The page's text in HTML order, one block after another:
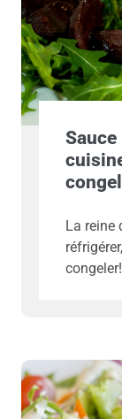
La reine
congeler!